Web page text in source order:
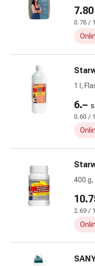
kleber
Tupfer
Sehen
&
Hören
Zubehör
Herz,
7.80
0.78 /
1 l,
6.–
0.60 /
400 g,
2.69 /